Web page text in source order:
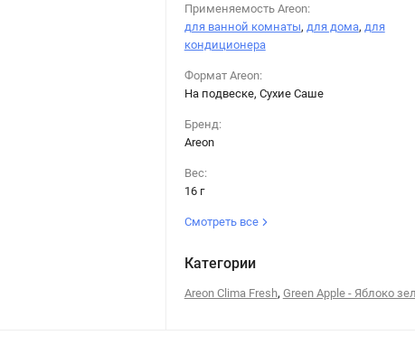
Применяемость Areon:
для ванной комнаты, для дома, для
кондиционера
Формат Areon:
На подвеске, Сухие Саше
Бренд:
Areon
Вес:
16 г
Смотреть все
Категории
Areon Clima Fresh, Green Apple - Яблоко